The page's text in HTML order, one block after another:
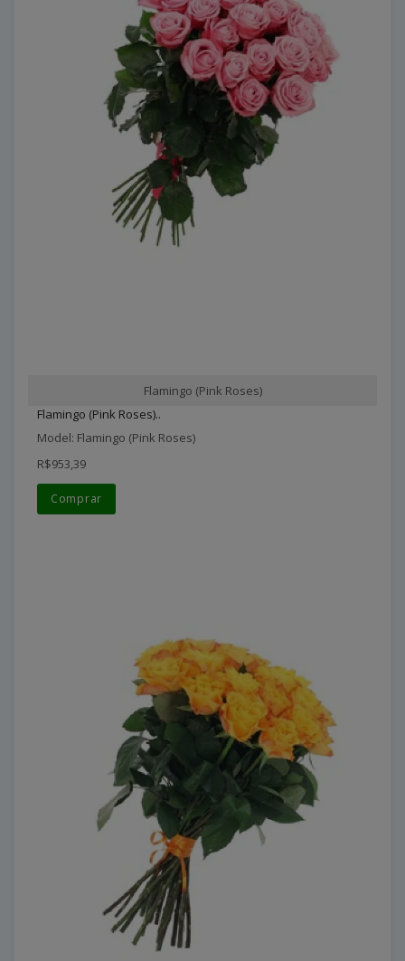
Flamingo (Pink Roses)
Flamingo (Pink Roses)..
Model: Flamingo (Pink Roses)
R$953,39
Comprar